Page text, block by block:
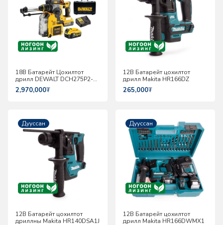
18В Батарейт Цохилтот
дрилл DEWALT DCH275P2-
QW
2,970,000₮
12В Батарейт цохилтот
дрилл Makita HR166DZ
265,000₮
Дууссан
12В Батарейт цохилтот
дриллны Makita HR140DSA1J
Дууссан
12В Батарейт цохилтот
дрилл Makita HR166DWMX1